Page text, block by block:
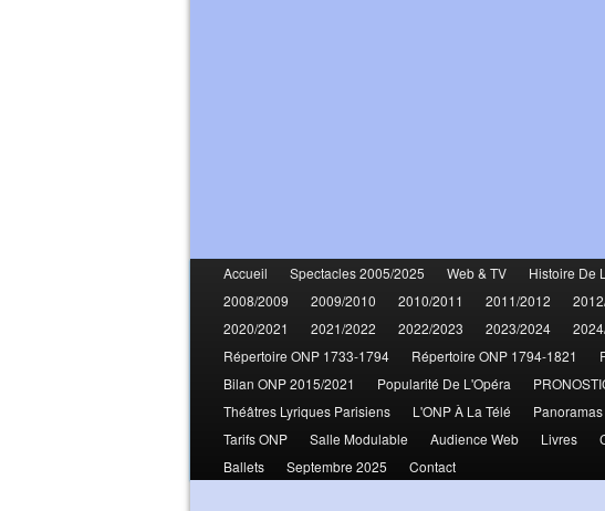
Accueil Spectacles 2005/2025 Web & TV Histoire De
2008/2009
2009/2010 2010/2011 2011/2012
2020/2021
2021/2022 2022/2023 2023/2024
Répertoire ONP 1733-1794
Répertoire ONP 1794-1821
Bilan ONP 2015/2021
Popularité De L'Opéra
Théâtres Lyriques Parisiens
L'ONP À La Télé Panoramas
Tarifs ONP
Salle Modulable Audience Web Livres
Ballets
Septembre 2025 Contact